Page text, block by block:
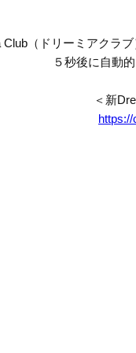
Club（ドリーミアクラ
５秒後に自動
＜新